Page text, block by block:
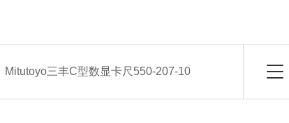
Mitutoyo三丰C型数显卡尺550-207-10